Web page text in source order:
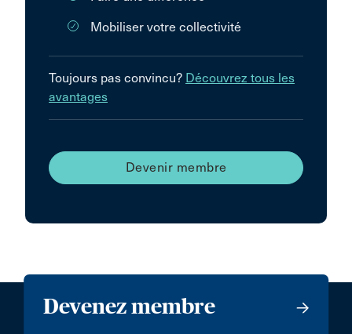
Mobiliser votre collectivité
Toujours pas convincu? Découvrez tous les
avantages
Devenir membre
Devenez membre